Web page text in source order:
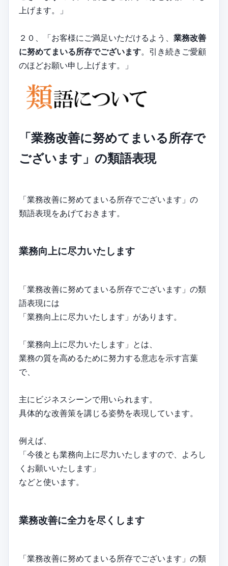
上げます。」
２０、「お客様にご満足いただけるよう、 業務改善
に努めてまいる所存でございます。引き続きご愛顧
のほどお願い申し上げます。」
「業務改善に努めてまいる所存で
ございます」の類語表現
「業務改善に努めてまいる所存でございます」の
類語表現をあげておきます。
業務向上に尽力いたします
「業務改善に努めてまいる所存でございます」の類
語表現には
「業務向上に尽力いたします」があります。
「業務向上に尽力いたします」とは、
業務の質を高めるために努力する意志を示す言葉
で、
主にビジネスシーンで用いられます。
具体的な改善策を講じる姿勢を表現しています。
例えば、
「今後とも業務向上に尽力いたしますので、よろし
くお願いいたします」
などと使います。
業務改善に全力を尽くします
「業務改善に努めてまいる所存でございます」の類